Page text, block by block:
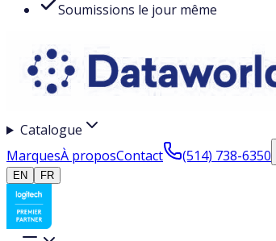
Soumissions le jour même
Catalogue
MarquesÀ proposContact (514) 738-6350
EN
FR